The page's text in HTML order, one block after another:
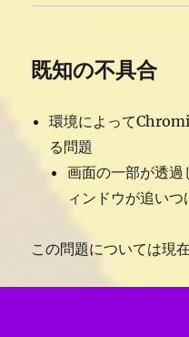
既知の不具合
環境によって
る問題
画面の一部が透過
ィンドウが追いつ
この問題については現